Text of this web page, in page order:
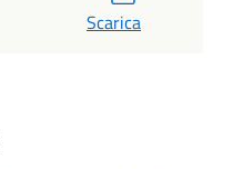
Scarica